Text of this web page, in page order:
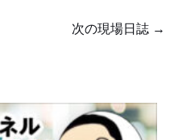
次の現場日誌 →